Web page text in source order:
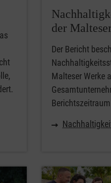
der
Der Bericht
Malteser Werke